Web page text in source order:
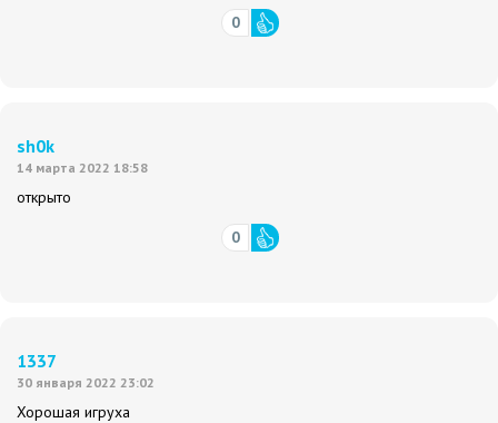
0
sh0k
14 марта 2022 18:58
открыто
0
1337
30 января 2022 23:02
Хорошая игруха